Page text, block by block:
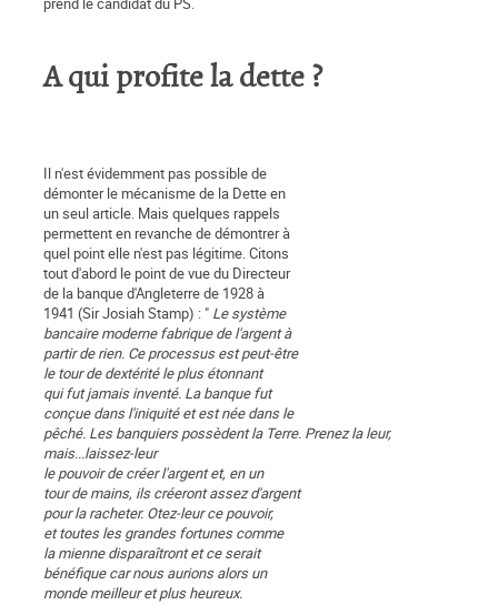
A qui profite la dette ?
Il n'est évidemment pas possible de
démonter le mécanisme de la Dette en
un seul article. Mais quelques rappels
permettent en revanche de démontrer à
quel point elle n'est pas légitime. Citons
tout d'abord le point de vue du Directeur
de la banque d'Angleterre de 1928 à
1941 (Sir Josiah Stamp) : " Le système
bancaire moderne fabrique de l'argent à
partir de rien. Ce processus est peut-être
le tour de dextérité le plus étonnant
qui fut jamais inventé. La banque fut
conçue dans l'iniquité et est née dans le
pêché. Les banquiers possèdent la Terre. Prenez la leur,
mais...laissez-leur
le pouvoir de créer l'argent et, en un
tour de mains, ils créeront assez d'argent
pour la racheter. Otez-leur ce pouvoir,
et toutes les grandes fortunes comme
la mienne disparaîtront et ce serait
bénéfique car nous aurions alors un
monde meilleur et plus heureux.